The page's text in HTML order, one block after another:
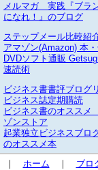
メルマガ 実践『ブラ
になれ！』のブログ
ステップメール比較紹
アマゾン(Amazon) 本・
DVDソフト通販
速読術
ビジネス書書評ブログ
ビジネス誌定期購読
ビジネス書のオスス
ゾンストア
起業独立ビジネスブロ
のオススメ本
｜ ホーム ｜ ブロ